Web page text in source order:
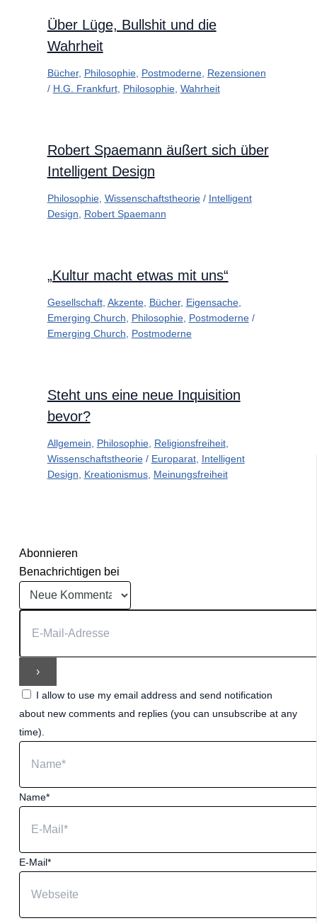
Über Lüge, Bullshit und die
Wahrheit
Bücher, Philosophie, Postmoderne, Rezensionen
/ H.G. Frankfurt, Philosophie, Wahrheit
Robert Spaemann äußert sich über
Intelligent Design
Philosophie, Wissenschaftstheorie/ Intelligent
Design
Robert Spaemann
„Kultur macht etwas mit uns“
Gesellschaft, Akzente, Bücher, Eigensache,
Emerging Church
Philosophie, Postmoderne/
Emerging Church
Postmoderne
Steht uns eine neue Inquisition
bevor?
Allgemein Philosophie, Religionsfreiheit,
Wissenschaftstheorie/ Europarat, Intelligent
Design
Kreationismus, Meinungsfreiheit
Abonnieren
Benachrichtigen bei
I allow to use my email address and send notification
about new comments and replies (you can unsubscribe at any
time).
Name*
E-Mail*